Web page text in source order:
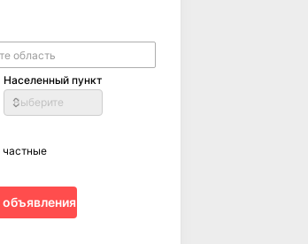
Населенный пункт
Выберите
частные